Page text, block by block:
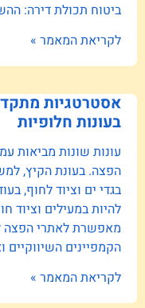
ביטוח תכולת דירה:
לקריאת המאמר »
אסטרטגיות
בעונות חלופיות
עונות שונות מביאות
הפצה. בעונת הקיץ,
בגדי ים וציוד לחוף,
להיות במעילים וציוד
מאפשרת לאתרי הפצה
הקמפיינים
לקריאת המאמר »